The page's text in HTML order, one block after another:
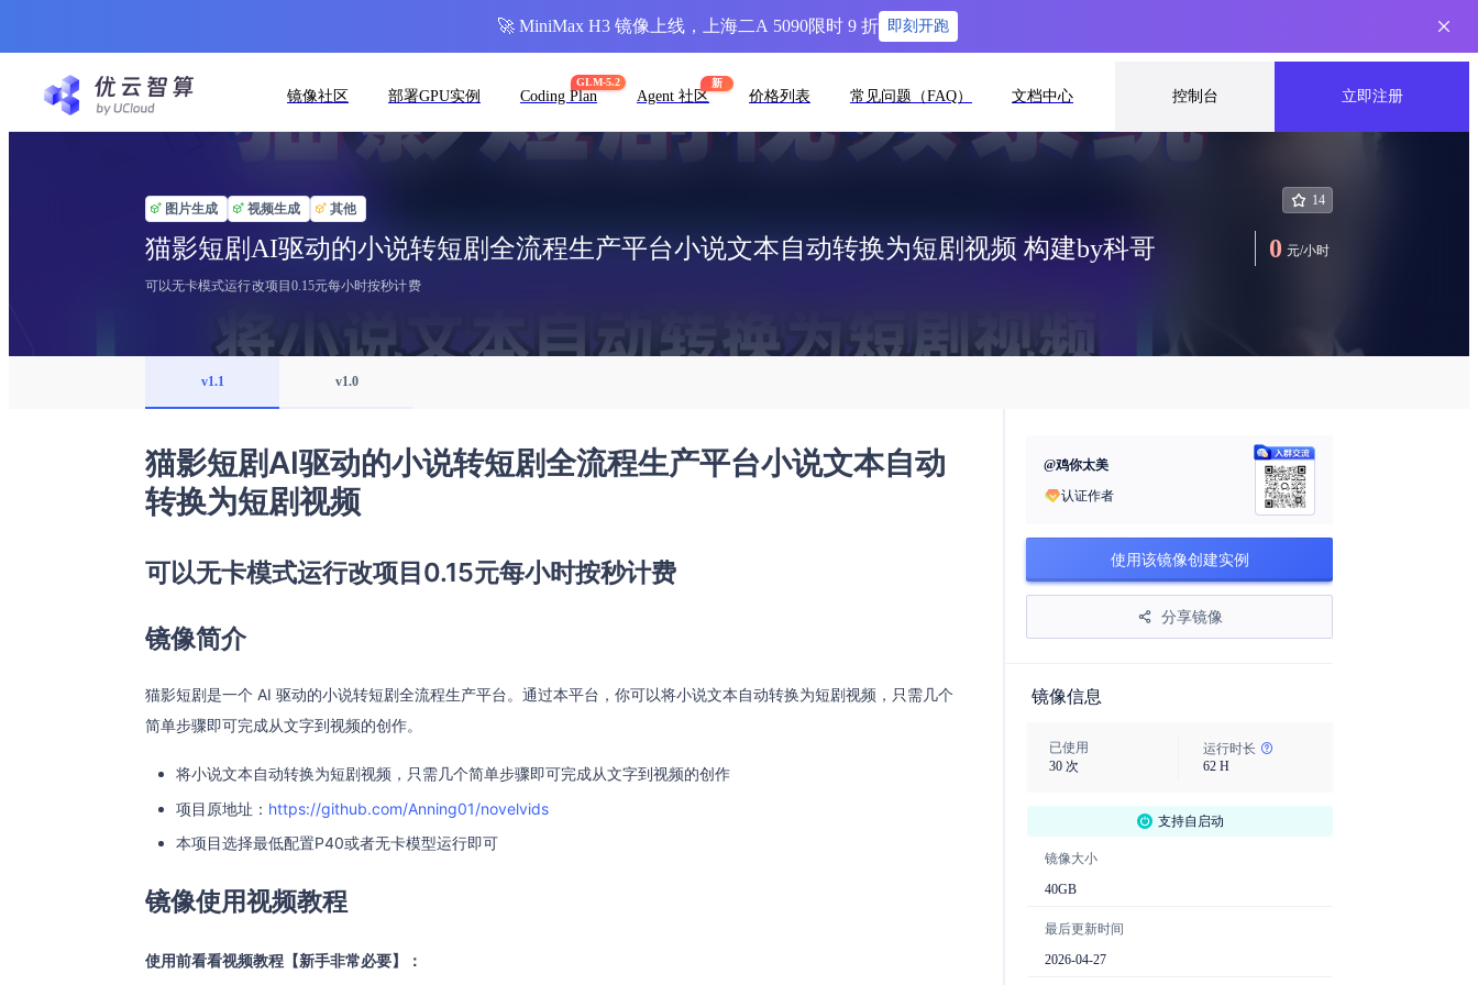
镜像社区 部署GPU实例
GLM-5.2
Coding Plan
新
Agent 社区 价格列表 常见问题（FAQ） 文档中心 控制台 立即注册
图片生成 视频生成 其他
猫影短剧AI驱动的小说转短剧全流程生产平台小说文本自动转换为短剧视频 构建by科哥
可以无卡模式运行改项目0.15元每小时按秒计费
14
0 元/小时
v1.1 v1.0
猫影短剧AI驱动的小说转短剧全流程生产平台小说文本自动
转换为短剧视频
可以无卡模式运行改项目0.15元每小时按秒计费
镜像简介
猫影短剧是一个 AI 驱动的小说转短剧全流程生产平台。通过本平台，你可以将小说文本自动转换为短剧视频，只需几个
简单步骤即可完成从文字到视频的创作。
将小说文本自动转换为短剧视频，只需几个简单步骤即可完成从文字到视频的创作
项目原地址： https://github.com/Anning01/novelvids
本项目选择最低配置P40或者无卡模型运行即可
镜像使用视频教程
使用前看看视频教程【新手非常必要】：
@鸡你太美
认证作者
使用该镜像创建实例
分享镜像
镜像信息
已使用
30 次
运行时长
62H
支持自启动
镜像大小
40GB
最后更新时间
2026-04-27
🚀 MiniMax H3 镜像上线，上海二A 5090限时 9 折 即刻开跑